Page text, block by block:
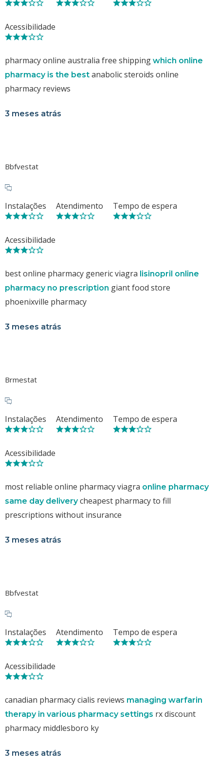
Acessibilidade
pharmacy online australia free shipping which online
pharmacy is the best anabolic steroids online
pharmacy reviews
3 meses atrás
Bbfvestat
Instalações Atendimento Tempo de espera
Acessibilidade
best online pharmacy generic viagra lisinopril online
pharmacy no prescription giant food store
phoenixville pharmacy
3 meses atrás
Brmestat
Instalações Atendimento Tempo de espera
Acessibilidade
most reliable online pharmacy viagra online pharmacy
same day deliverycheapest pharmacy to fill
prescriptions without insurance
3 meses atrás
Bbfvestat
Instalações Atendimento Tempo de espera
Acessibilidade
canadian pharmacy cialis reviews managing warfarin
therapy in various pharmacy settings rx discount
pharmacy middlesboro ky
3 meses atrás